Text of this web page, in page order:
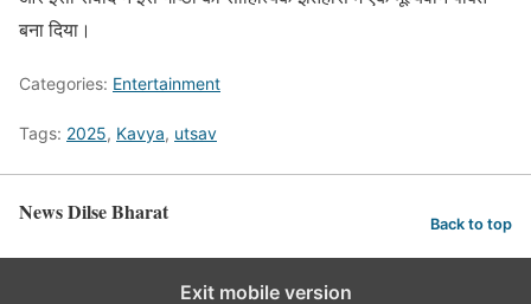
बना दिया।
Categories: Entertainment
Tags: 2025, Kavya, utsav
News Dilse Bharat Back to top
Exit mobile version